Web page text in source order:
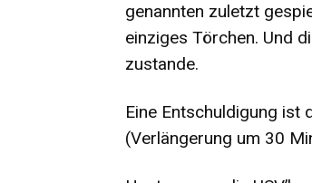
genannten zuletzt
einziges Törchen. Und
zustande.
Eine Entschuldigung ist
(Verlängerung um 30